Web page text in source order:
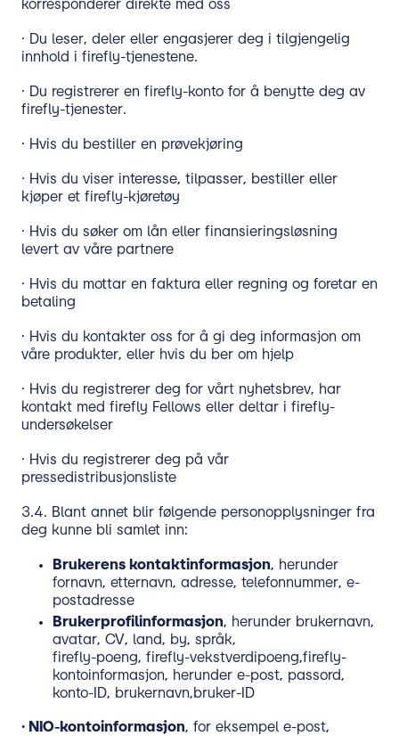
korresponderer direkte med oss
· Du leser, deler eller engasjerer deg i tilgjengelig
innhold i firefly-tjenestene.
· Du registrerer en firefly-konto for å benytte deg av
firefly-tjenester.
· Hvis du bestiller en prøvekjøring
· Hvis du viser interesse, tilpasser, bestiller eller
kjøper et firefly-kjøretøy
· Hvis du søker om lån eller finansieringsløsning
levert av våre partnere
· Hvis du mottar en faktura eller regning og foretar en
betaling
· Hvis du kontakter oss for å gi deg informasjon om
våre produkter, eller hvis du ber om hjelp
· Hvis du registrerer deg for vårt nyhetsbrev, har
kontakt med firefly Fellows eller deltar i firefly-
undersøkelser
· Hvis du registrerer deg på vår
pressedistribusjonsliste
3.4. Blant annet blir følgende personopplysninger fra
deg kunne bli samlet inn:
Brukerens kontaktinformasjon, herunder
fornavn, etternavn, adresse, telefonnummer, e-
postadresse
Brukerprofilinformasjon, herunder brukernavn,
avatar, CV, land, by, språk,
firefly-poeng, firefly-vekstverdipoeng,firefly-
kontoinformasjon, herunder e-post, passord,
konto-ID, brukernavn,bruker-ID
· NIO-kontoinformasjon, for eksempel e-post,